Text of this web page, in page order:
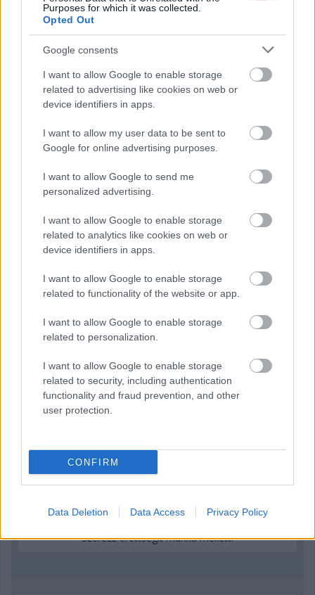
Purposes for which it was collected.
Opted Out
Google consents
I want to allow Google to enable storage
related to advertising like cookies on web or
device identifiers in apps.
I want to allow my user data to be sent to
Google for online advertising purposes.
I want to allow Google to send me
personalized advertising.
I want to allow Google to enable storage
related to analytics like cookies on web or
device identifiers in apps.
I want to allow Google to enable storage
related to functionality of the website or app.
I want to allow Google to enable storage
related to personalization.
I want to allow Google to enable storage
related to security, including authentication
functionality and fraud prevention, and other
user protection.
CONFIRM
Data Deletion Data Access Privacy Policy
5 napja
Steiner már csak öt százalék esélyt ad Russell vb-címére
További tartalmak
Miben más a nyíltvégű lízing?
Prémium Autóház Kft.: Öt autómárka Hatvanban
Szerezz érettségit munka mellett!